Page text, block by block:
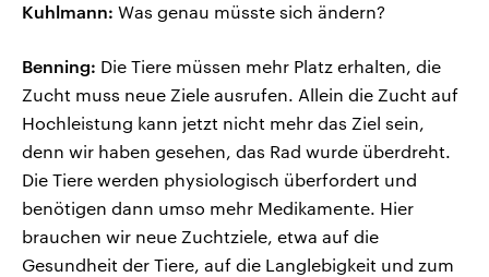
Kuhlmann: Was genau müsste sich ändern?
Benning: Die Tiere müssen mehr Platz erhalten, die
Zucht muss neue Ziele ausrufen. Allein die Zucht auf
Hochleistung kann jetzt nicht mehr das Ziel sein,
denn wir haben gesehen, das Rad wurde überdreht.
Die Tiere werden physiologisch überfordert und
benötigen dann umso mehr Medikamente. Hier
brauchen wir neue Zuchtziele, etwa auf die
Gesundheit der Tiere, auf die Langlebigkeit und zum